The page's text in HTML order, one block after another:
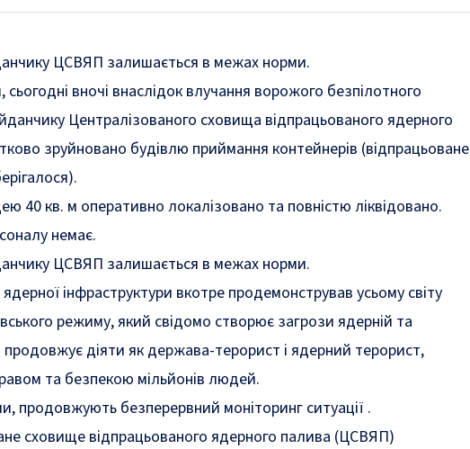
ЦСВЯП залишається в межах норми.
сьогодні вночі внаслідок влучання ворожого безпілотного
Централізованого сховища відпрацьованого ядерного
зруйновано будівлю приймання контейнерів (відпрацьоване
40 кв. м оперативно локалізовано та повністю ліквідовано.
немає.
ЦСВЯП залишається в межах норми.
інфраструктури вкотре продемонстрував усьому світу
режиму, який свідомо створює загрози ядерній та
продовжує діяти як держава-терорист і ядерний терорист,
та безпекою мільйонів людей.
продовжують безперервний моніторинг ситуації .
сховище відпрацьованого ядерного палива (ЦСВЯП)